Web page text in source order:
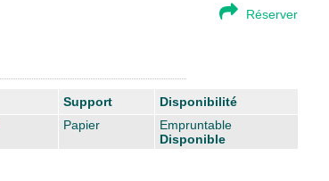
Réserver
Support
Disponibilité
Papier
Empruntable
Disponible